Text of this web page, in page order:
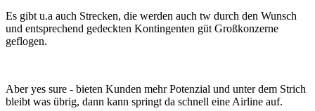
Es gibt u.a auch Strecken, die werden auch tw durch den Wunsch
und entsprechend gedeckten Kontingenten güt Großkonzerne
geflogen.
Aber yes sure - bieten Kunden mehr Potenzial und unter dem Strich
bleibt was übrig, dann kann springt da schnell eine Airline auf.